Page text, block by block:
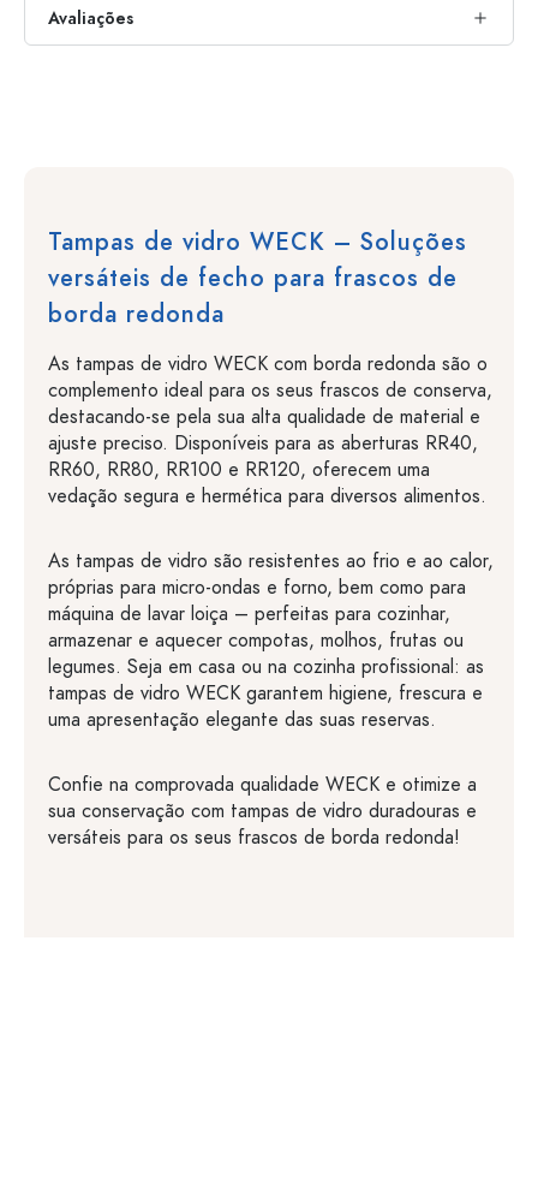
Avaliações
Tampas de vidro WECK – Soluções
versáteis de fecho para frascos de
borda redonda
As tampas de vidro WECK com borda redonda são o
complemento ideal para os seus frascos de conserva,
destacando-se pela sua alta qualidade de material e
ajuste preciso. Disponíveis para as aberturas RR40,
RR60, RR80, RR100 e RR120, oferecem uma
vedação segura e hermética para diversos alimentos.
As tampas de vidro são resistentes ao frio e ao calor,
próprias para micro-ondas e forno, bem como para
máquina de lavar loiça – perfeitas para cozinhar,
armazenar e aquecer compotas, molhos, frutas ou
legumes. Seja em casa ou na cozinha profissional: as
tampas de vidro WECK garantem higiene, frescura e
uma apresentação elegante das suas reservas.
Confie na comprovada qualidade WECK e otimize a
sua conservação com tampas de vidro duradouras e
versáteis para os seus frascos de borda redonda!